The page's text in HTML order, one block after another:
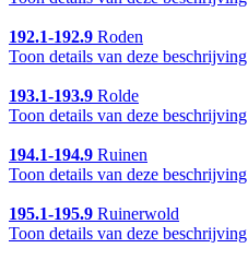
192.1-192.9 Roden
Toon details van deze beschrijving
193.1-193.9 Rolde
Toon details van deze beschrijving
194.1-194.9 Ruinen
Toon details van deze beschrijving
195.1-195.9 Ruinerwold
Toon details van deze beschrijving